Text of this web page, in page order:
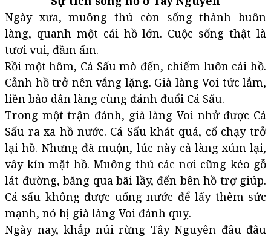
Ngày xưa, muông thú còn sống thành buôn
làng, quanh một cái hồ lớn. Cuộc sống thật là
tươi vui, đầm ấm.
Rồi một hôm, Cá Sấu mò đến, chiếm luôn cái hồ.
Cảnh hồ trở nên vắng lặng. Già làng Voi tức lắm,
liền bảo dân làng cùng đánh đuổi Cá Sấu.
Trong một trận đánh, già làng Voi nhử được Cá
Sấu ra xa hồ nước. Cá Sấu khát quá, cố chạy trở
lại hồ. Nhưng đã muộn, lúc này cả làng xúm lại,
vây kín mặt hồ. Muông thú các nơi cũng kéo gỗ
lát đường, băng qua bãi lầy, đến bên hồ trợ giúp.
Cá sấu không được uống nước để lấy thêm sức
mạnh, nó bị già làng Voi đánh quỵ.
Ngày nay, khắp núi rừng Tây Nguyên đâu đâu